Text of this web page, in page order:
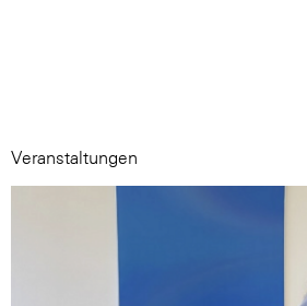
Veranstaltungen